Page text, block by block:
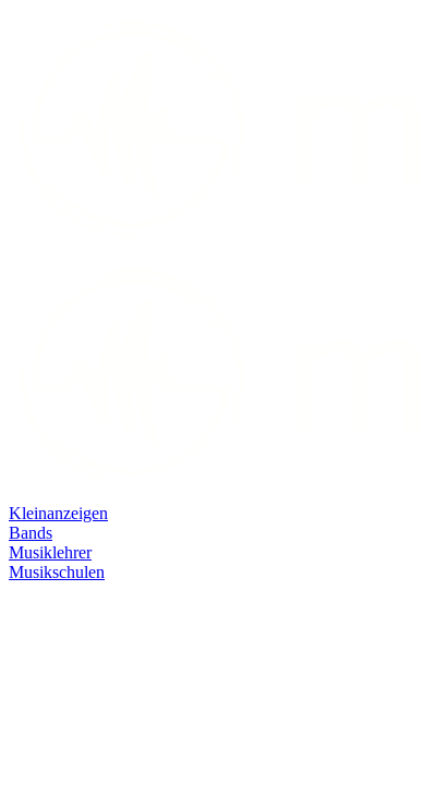
Kleinanzeigen
Bands
Musiklehrer
Musikschulen